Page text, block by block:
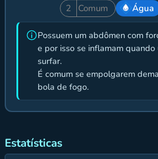
2
Comum Água
Possuem um abdômen com
e por isso se inflamam
surfar.
É comum se empolgarem
bola de fogo.
Estatísticas